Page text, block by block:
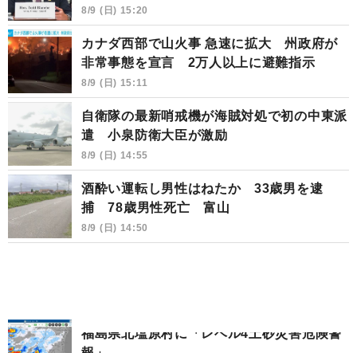
8/9 (日) 15:20
カナダ西部で山火事 急速に拡大 州政府が
非常事態を宣言 2万人以上に避難指示
8/9 (日) 15:11
自衛隊の最新哨戒機が海賊対処で初の中東派
遣 小泉防衛大臣が激励
8/9 (日) 14:55
酒酔い運転し男性はねたか 33歳男を逮
捕 78歳男性死亡 富山
8/9 (日) 14:50
福島県北塩原村に「レベル4土砂災害危険警